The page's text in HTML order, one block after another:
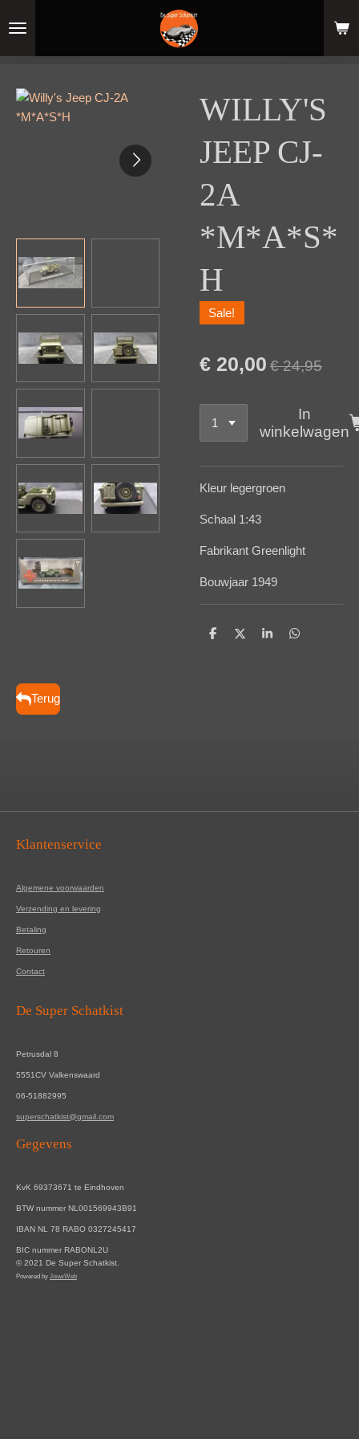
direct
naar
hoofdinhoud
WILLY'S
JEEP CJ-
2A
*M*A*S*
H
Sale!
€ 20,00 € 24,95
In
winkelwagen
Kleur legergroen
Schaal 1:43
Fabrikant Greenlight
Bouwjaar 1949
D
D
S
D
Terug
Klantenservice
Algemene voorwaarden
Verzending en levering
Betaling
Retouren
Contact
De Super Schatkist
Petrusdal 8
5551CV Valkenswaard
06-51882995
superschatkist@gmail.com
Gegevens
KvK 69373671 te Eindhoven
BTW nummer NL001569943B91
IBAN NL 78 RABO 0327245417
BIC nummer RABONL2U
© 2021 De Super Schatkist.
Powered by JouwWeb